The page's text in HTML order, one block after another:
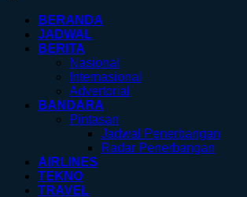
BERANDA
JADWAL
BERITA
Nasional
Internasional
Advertorial
BANDARA
Pintasan
Jadwal Penerbangan
Radar Penerbangan
AIRLINES
TEKNO
TRAVEL